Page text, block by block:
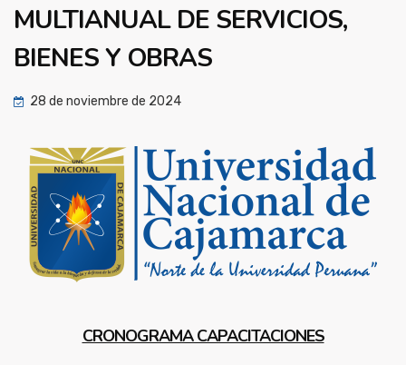
MULTIANUAL DE SERVICIOS,
BIENES Y OBRAS
28 de noviembre de 2024
CRONOGRAMA CAPACITACIONES